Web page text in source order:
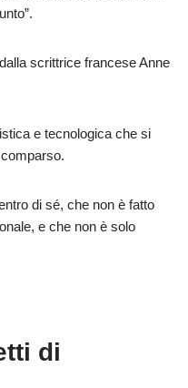
scrittrice francese Anne
e tecnologica che si
di sé, che non è fatto
e che non è solo
di